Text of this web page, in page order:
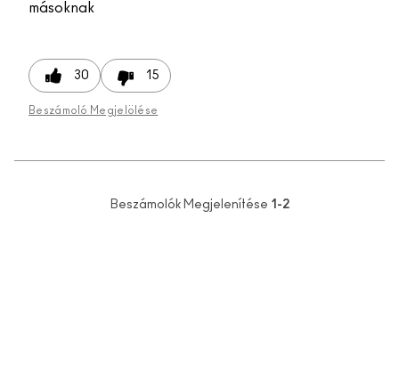
másoknak
30 15
Beszámoló Megjelölése
Beszámolók Megjelenítése 1-2